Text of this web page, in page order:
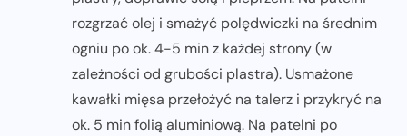
rozgrzać olej i smażyć polędwiczki na średnim
ogniu po ok. 4-5 min z każdej strony (w
zależności od grubości plastra). Usmażone
kawałki mięsa przełożyć na talerz i przykryć na
ok. 5 min folią aluminiową. Na patelni po